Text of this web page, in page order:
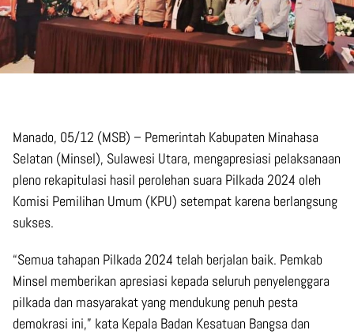
Manado, 05/12 (MSB) – Pemerintah Kabupaten Minahasa
Selatan (Minsel), Sulawesi Utara, mengapresiasi pelaksanaan
pleno rekapitulasi hasil perolehan suara Pilkada 2024 oleh
Komisi Pemilihan Umum (KPU) setempat karena berlangsung
sukses.
“Semua tahapan Pilkada 2024 telah berjalan baik. Pemkab
Minsel memberikan apresiasi kepada seluruh penyelenggara
pilkada dan masyarakat yang mendukung penuh pesta
demokrasi ini,” kata Kepala Badan Kesatuan Bangsa dan